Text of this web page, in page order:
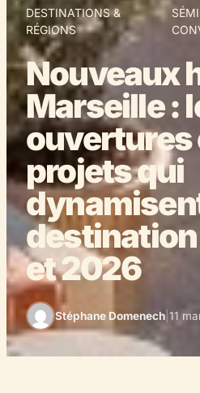
DESTINATIONS &
RÉGIONS
Nouveaux
Marseille :
ouvertures
projets qui
et 2026
Stéphane Domenech 11